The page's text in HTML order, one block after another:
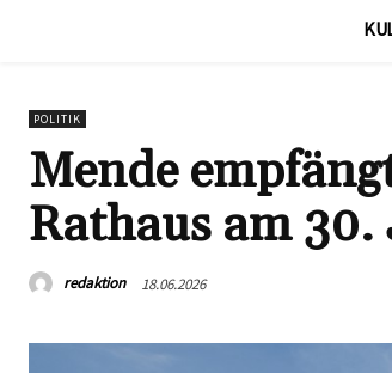
POLITIK
Mende
Rathaus am
redaktion 18.06.2026